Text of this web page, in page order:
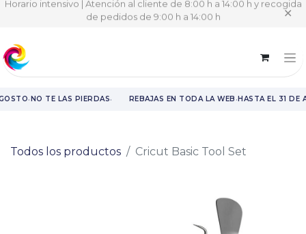
Horario intensivo | Atención al cliente de 8:00 h a 14:00 h y recogida
de pedidos de 9:00 h a 14:00 h ✕
·NO TE LAS PIERDAS· REBAJAS EN TODA LA WEB· HASTA EL 31 DE
Todos los productos Cricut Basic Tool Set